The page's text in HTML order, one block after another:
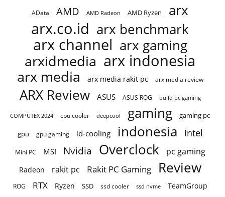
AData AMD AMD Radeon AMD Ryzen arx
arx.co.id arx benchmark
arx channel arx gaming
arxidmedia arx indonesia
arx media arx media rakit pc arx media review
ARX Review ASUS ASUS ROG build pc gaming
COMPUTEX 2024 cpu cooler deepcool gaming gaming pc
gpu gpu gaming id-cooling indonesia Intel
Mini PC MSI Nvidia Overclock pc gaming
Radeon rakit pc Rakit PC Gaming Review
ROG RTX Ryzen SSD ssd cooler ssd nvme TeamGroup